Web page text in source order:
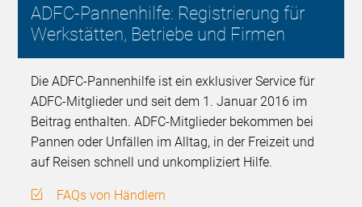
ADFC-Pannenhilfe: Registrierung für
Werkstätten, Betriebe und Firmen
Die ADFC-Pannenhilfe ist ein exklusiver Service für
ADFC-Mitglieder und seit dem 1. Januar 2016 im
Beitrag enthalten. ADFC-Mitglieder bekommen bei
Pannen oder Unfällen im Alltag, in der Freizeit und
auf Reisen schnell und unkompliziert Hilfe.
FAQs von Händlern